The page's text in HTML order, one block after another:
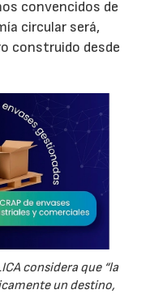
convencidos de
circular será,
construido desde
considera que “la
un destino,